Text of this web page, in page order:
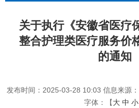
关于执行《安徽省医疗
整合护理类医疗服务价
的通知
发布时间：2025-03-28 10:03 信息来源
字体：【大 中 小